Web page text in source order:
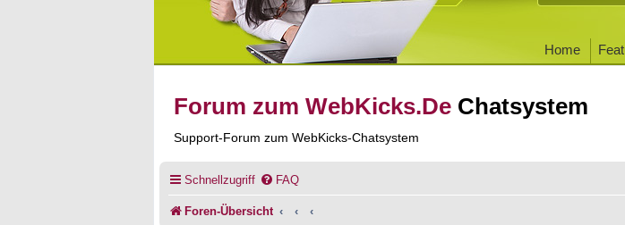
Home
Forum zum WebKicks.De Chatsystem
Support-Forum zum WebKicks-Chatsystem
Schnellzugriff FAQ
Foren-Übersicht